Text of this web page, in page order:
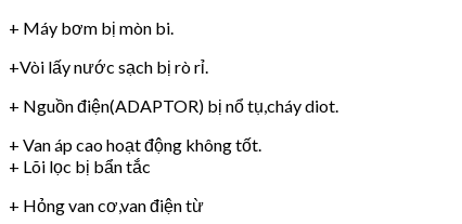
+ Máy bơm bị mòn bi.
+Vòi lấy nước sạch bị rò rỉ.
+ Nguồn điện(ADAPTOR) bị nổ tụ,cháy diot.
+ Van áp cao hoạt động không tốt.
+ Lõi lọc bị bẩn tắc
+ Hỏng van cơ,van điện từ